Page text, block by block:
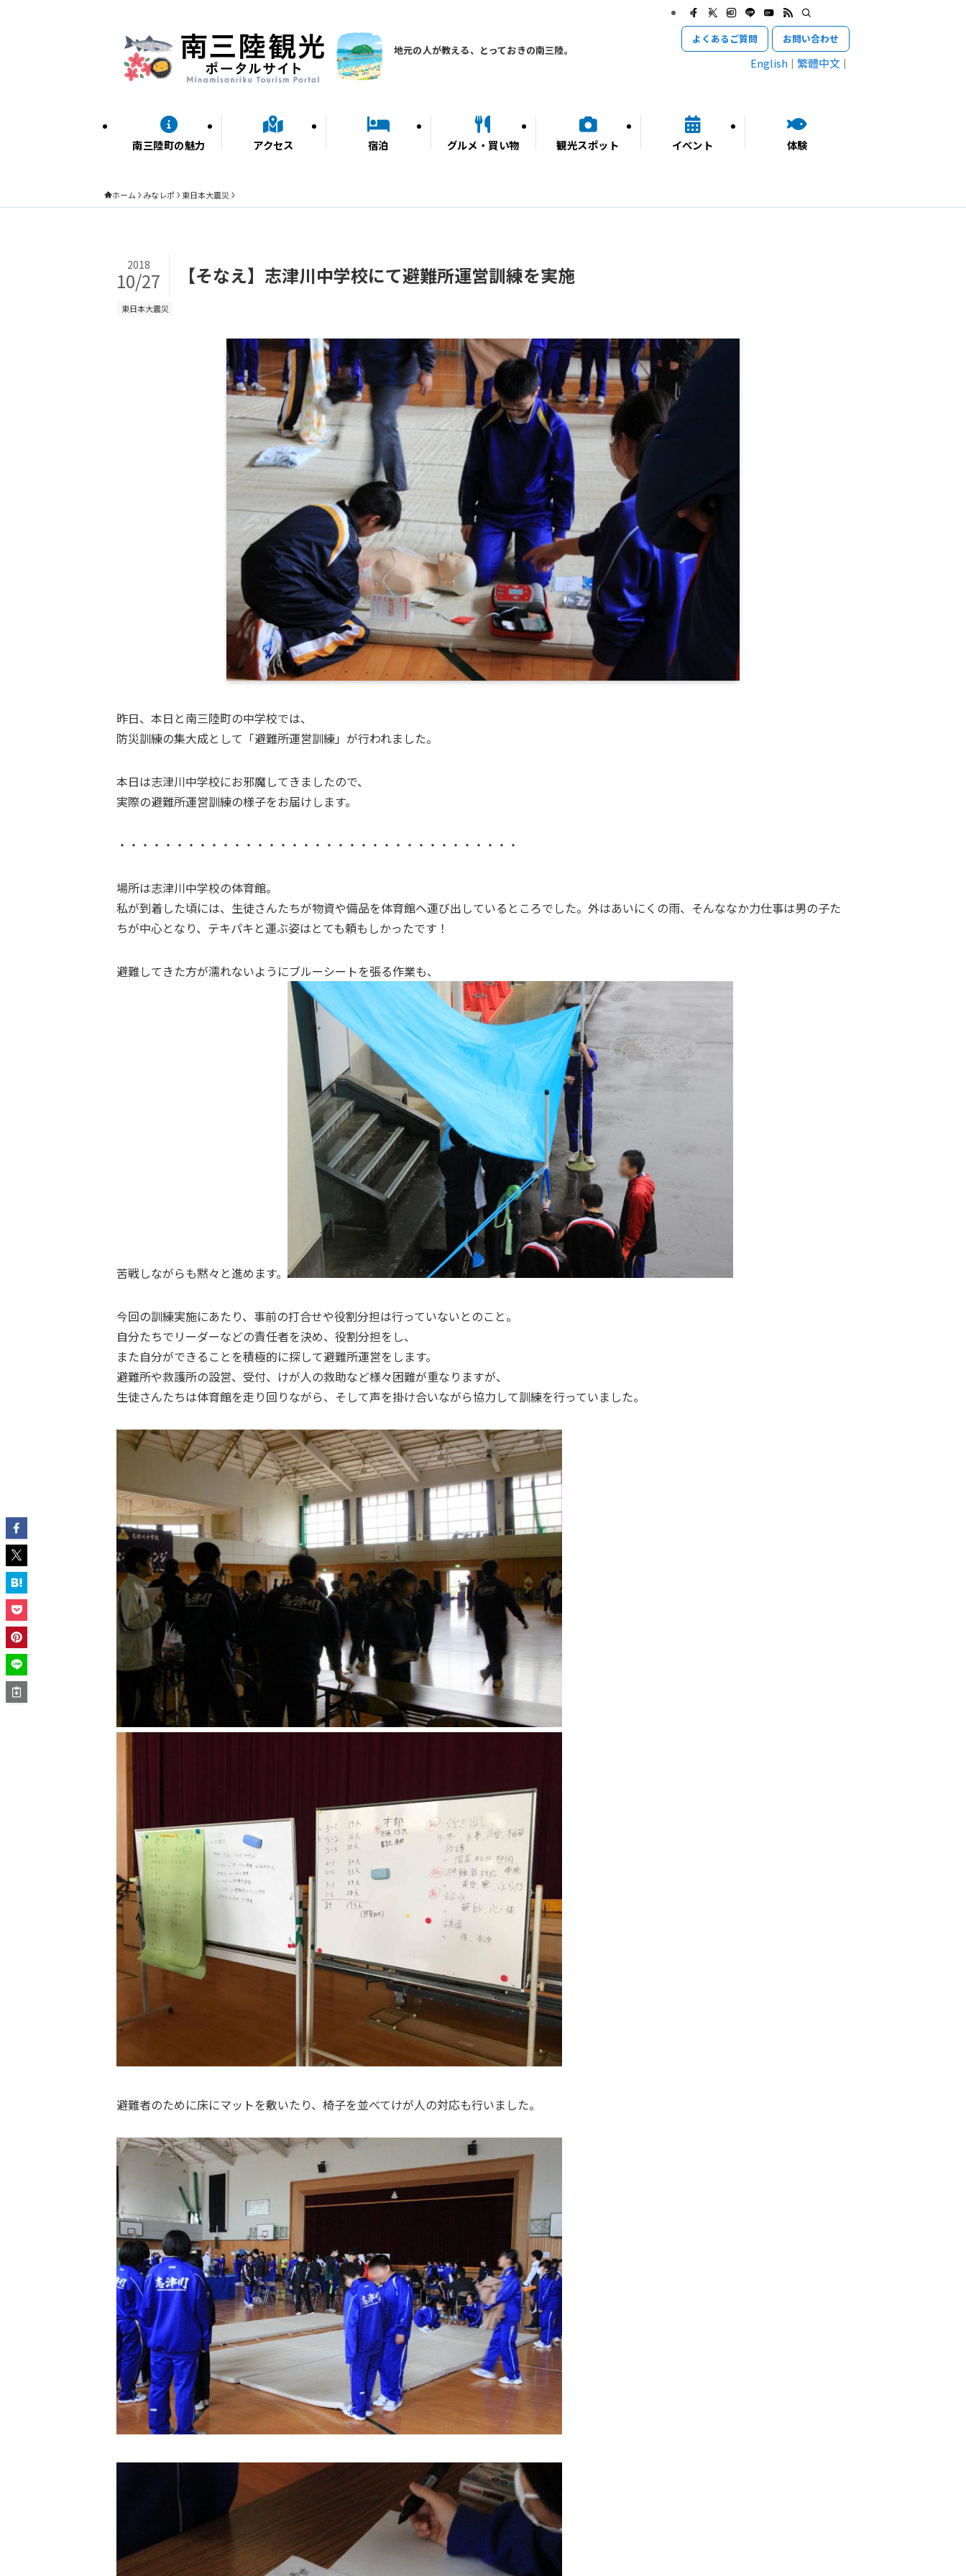
地元の人が教える、とっておきの南三陸。
南三陸町の魅力 アクセス 宿泊 グルメ・買い物 観光スポット イベント 体験
よくあるご質問 お問い合わせ
English 繁體中文
ホーム みなレポ 東日本大震災
【そなえ】志津川中学校にて避難所運営訓練を実施
2018
10/27
東日本大震災
昨日、本日と南三陸町の中学校では、
防災訓練の集大成として「避難所運営訓練」が行われました。
本日は志津川中学校にお邪魔してきましたので、
実際の避難所運営訓練の様子をお届けします。
・・・・・・・・・・・・・・・・・・・・・・・・・・・・・・・・・・・
場所は志津川中学校の体育館。
私が到着した頃には、生徒さんたちが物資や備品を体育館へ運び出しているところでした。外はあいにくの雨、そんななか力仕事は男の子た
ちが中心となり、テキパキと運ぶ姿はとても頼もしかったです！
避難してきた方が濡れないようにブルーシートを張る作業も、
苦戦しながらも黙々と進めます。
今回の訓練実施にあたり、事前の打合せや役割分担は行っていないとのこと。
自分たちでリーダーなどの責任者を決め、役割分担をし、
また自分ができることを積極的に探して避難所運営をします。
避難所や救護所の設営、受付、けが人の救助など様々困難が重なりますが、
生徒さんたちは体育館を走り回りながら、そして声を掛け合いながら協力して訓練を行っていました。
避難者のために床にマットを敷いたり、椅子を並べてけが人の対応も行いました。